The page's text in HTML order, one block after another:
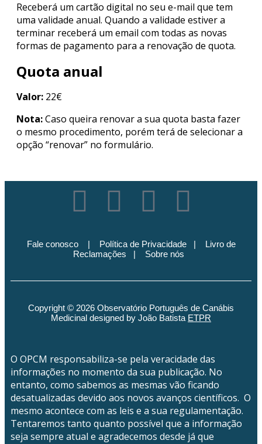
Receberá um cartão digital no seu e-mail que tem
uma validade anual. Quando a validade estiver a
terminar receberá um email com todas as novas
formas de pagamento para a renovação de quota.
Quota anual
Valor: 22€
Nota:Caso queira renovar a sua quota basta fazer
o mesmo procedimento, porém terá de selecionar a
opção “renovar” no formulário.
Fale conosco| Política de Privacidade| Livro de
Reclamações | Sobre nós
Copyright © 2026 Observatório Português de Canábis
Medicinal designed by João Batista ETPR
O OPCM responsabiliza-se pela veracidade das
informações no momento da sua publicação. No
entanto, como sabemos as mesmas vão ficando
desatualizadas devido aos novos avanços científicos. O
mesmo acontece com as leis e a sua regulamentação.
Tentaremos tanto quanto possível que a informação
seja sempre atual e agradecemos desde já que